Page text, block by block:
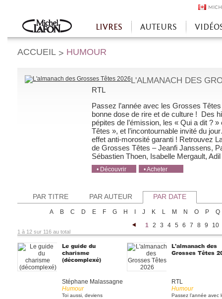
Accueil
LIVRES AUTEURS
ACCUEIL > HUMOUR
L'ALMANACH DES
RTL
Passez l’année avec les Grosses
bonne dose de rire et de culture ! Des
pépites de l’émission, les « Qui a dit ?
Têtes », et l’incontournable invité du
effet anti-morosité garanti ! Retrouvez
de Grosses Têtes – Jeanfi Janssens,
Sébastien Thoen, Isabelle Mergault, Adil
• Découvrir
• Acheter
PAR TITRE PAR AUTEUR PAR DATE
A B C D E F G H J K L M N O P Q
1 2 3 4 5 6 7 8 9 10
1 à 12 sur 116 au total
Le guide du
charisme
(décomplexé)
Stéphane Malassagne
Humour
Toi aussi, deviens
L'almanach des
Grosses Têtes
RTL
Humour
Passez l’année avec